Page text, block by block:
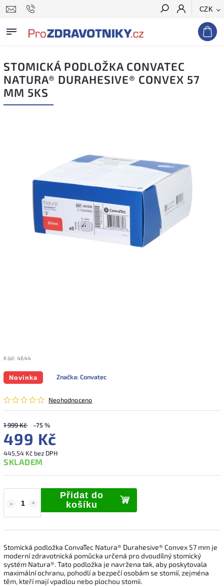
CZK
Hledat
STOMICKÁ PODLOŽKA CONVATEC
NATURA® DURAHESIVE® CONVEX 57
MM 5KS
Kód: 4644
Novinka
Neohodnoceno
Značka:Convatec
1 999 Kč –75 %
499 Kč
445,54 Kč bez DPH
SKLADEM
Přidat do
košíku
Stomická podložka ConvaTec Natura® Durahesive® Convex 57 mm je
moderní zdravotnická pomůcka určená pro dvoudílný stomický
systém Natura®. Tato podložka je navržena tak, aby poskytovala
maximální ochranu, pohodlí a bezpečí osobám se stomií, zejména
těm, kteří mají vpadlou nebo plochou stomii.